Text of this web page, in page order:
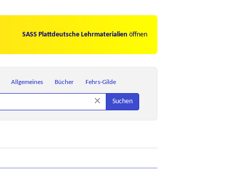
SASS Plattdeutsche Lehrmaterialien öffnen
Allgemeines Bücher Fehrs-Gilde
× Suchen